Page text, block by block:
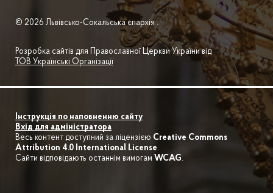
© 2026 Львівсько-Сокальська єпархія .
Розробка сайтів для Православної Церкви України від
ТОВ Українські Організації
Інструкція по наповненню сайту
Вхід для адміністратора
Весь контент доступний за ліцензією Creative Commons
Attribution 4.0 International License.
Сайти відповідають останнім вимогам WCAG.